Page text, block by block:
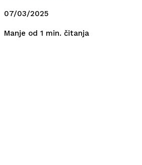
07/03/2025
Manje od 1 min. čitanja